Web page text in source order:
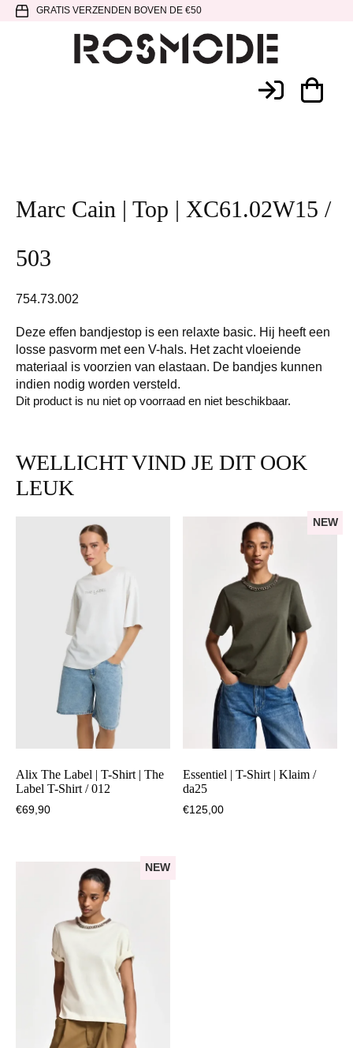
Spring
hoofdnavigatie
Door
SpringGRATIS VERZENDEN BOVEN DE €50
Marc Cain | Top | XC61.02W15 /
503
754.73.002
Deze effen bandjestop is een relaxte basic. Hij heeft een
losse pasvorm met een V-hals. Het zacht vloeiende
materiaal is voorzien van elastaan. De bandjes kunnen
indien nodig worden versteld.
Dit product is nu niet op voorraad en niet beschikbaar.
WELLICHT VIND JE DIT OOK
LEUK
Alix The Label | T-Shirt | The
Label T-Shirt / 012
€69,90
NEW
Essentiel | T-Shirt | Klaim /
da25
€125,00
NEW